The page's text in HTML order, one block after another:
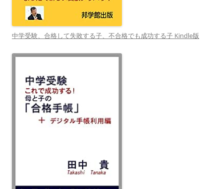
中学受験、合格して失敗する子、不合格でも成功する子 Kindle版